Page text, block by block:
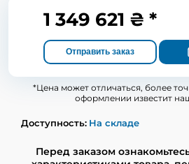
1 349 621 ₴ *
Отправить заказ
*Цена может отличаться, более
оформлении известит
Доступность: На складе
Перед заказом